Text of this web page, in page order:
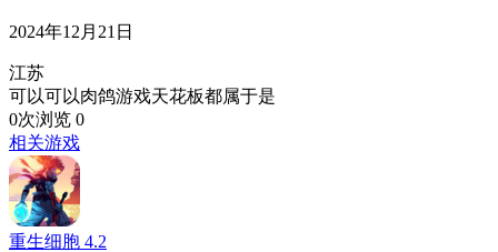
2024年12月21日
江苏
可以可以肉鸽游戏天花板都属于是
0次浏览 0
相关游戏
重生细胞 4.2